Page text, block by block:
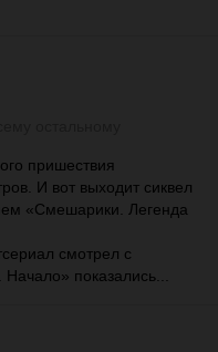
пришествия
И вот выходит сиквел
«Смешарики. Легенда
смотрел с
показались...